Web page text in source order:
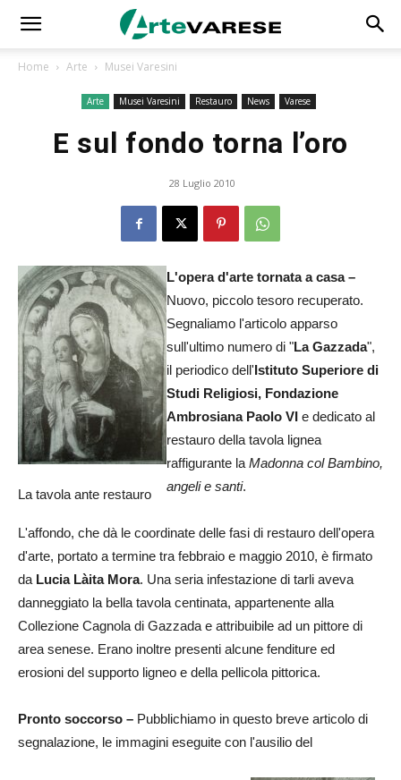
Home Arte Musei Varesini
Arte Musei Varesini Restauro News Varese
E sul fondo torna l’oro
28 Luglio 2010
La tavola ante restauro
L'opera d'arte tornata a casa –
Nuovo, piccolo tesoro recuperato.
Segnaliamo l'articolo apparso
sull'ultimo numero di "La Gazzada",
il periodico dell'Istituto Superiore di
Studi Religiosi, Fondazione
Ambrosiana Paolo VI e dedicato al
restauro della tavola lignea
raffigurante la Madonna col Bambino,
angeli e santi.
L'affondo, che dà le coordinate delle fasi di restauro dell'opera
d'arte, portato a termine tra febbraio e maggio 2010, è firmato
da Lucia Làita Mora. Una seria infestazione di tarli aveva
danneggiato la bella tavola centinata, appartenente alla
Collezione Cagnola di Gazzada e attribuibile ad un pittore di
area senese. Erano inoltre presenti alcune fenditure ed
erosioni del supporto ligneo e della pellicola pittorica.
Pronto soccorso – Pubblichiamo in questo breve articolo di
segnalazione, le immagini eseguite con l'ausilio del